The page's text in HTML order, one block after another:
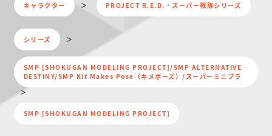
キャラクター PROJECT R.E.D.・スーパー戦隊シリーズ
シリーズ
SMP [SHOKUGAN MODELING PROJECT]/SMP ALTERNATIVE
DESTINY/SMP Kit Makes Pose（キメポーズ）/スーパーミニプラ
SMP [SHOKUGAN MODELING PROJECT]